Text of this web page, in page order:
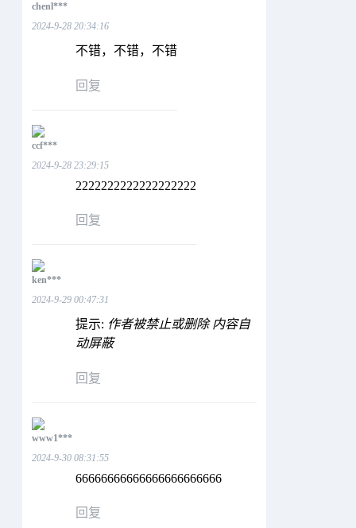
chenl***
2024-9-28 20:34:16
不错，不错，不错
回复
ccf***
2024-9-28 23:29:15
2222222222222222222
回复
ken***
2024-9-29 00:47:31
提示: 作者被禁止或删除 内容自
动屏蔽
回复
www1***
2024-9-30 08:31:55
66666666666666666666666
回复